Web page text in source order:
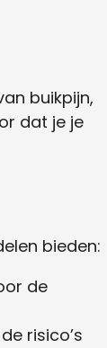
buikpijn,
dat je je
bieden:
de
risico’s